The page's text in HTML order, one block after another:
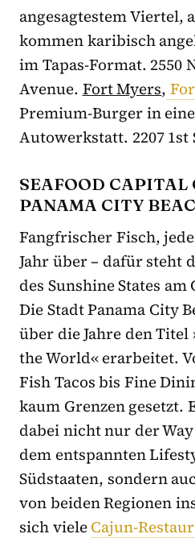
angesagtestem Viertel,
kommen karibisch
im Tapas-Format. 2550
Avenue. Fort Myers,
Premium-Burger in
Autowerkstatt. 2207
SEAFOOD CAPITAL
PANAMA CITY
Fangfrischer Fisch,
Jahr über – dafür steht
des Sunshine States
Die Stadt Panama City
über die Jahre den Titel
the World« erarbeitet.
Fish Tacos bis Fine
kaum Grenzen gesetzt.
dabei nicht nur der
dem entspannten
Südstaaten, sondern
von beiden Regionen
sich vieleCajun-